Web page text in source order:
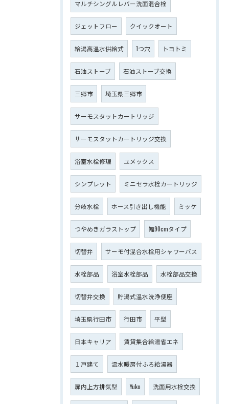
マルチシングルレバー洗面混合栓
ジェットフロー クイックオート
給湯高温水供給式 1つ穴 トヨトミ
石油ストーブ 石油ストーブ交換
三郷市 埼玉県三郷市
サーモスタットカートリッジ
サーモスタットカートリッジ交換
浴室水栓修理 ユメックス
シンプレット ミニセラ水栓カートリッジ
分岐水栓 ホース引き出し機能 ミッケ
つやめきガラストップ 幅90cmタイプ
切替弁 サーモ付混合水栓用シャワーバス
水栓部品 浴室水栓部品 水栓部品交換
切替弁交換 貯湯式温水洗浄便座
埼玉県行田市 行田市 平型
日本キャリア 賃貸集合給湯省エネ
１戸建て 温水暖房付ふろ給湯器
扉内上方排気型 Yuko 洗面用水栓交換